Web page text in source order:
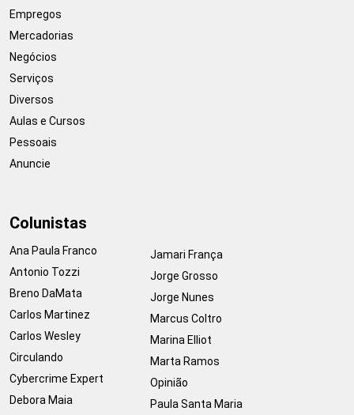
Empregos
Mercadorias
Negócios
Serviços
Diversos
Aulas e Cursos
Pessoais
Anuncie
Colunistas
Ana Paula Franco
Antonio Tozzi
Breno DaMata
Carlos Martinez
Carlos Wesley
Circulando
Cybercrime Expert
Debora Maia
Jamari França
Jorge Grosso
Jorge Nunes
Marcus Coltro
Marina Elliot
Marta Ramos
Opinião
Paula Santa Maria